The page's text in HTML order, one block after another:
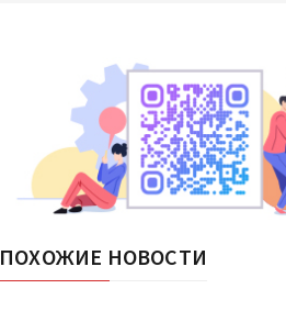
ПОХОЖИЕ НОВОСТИ